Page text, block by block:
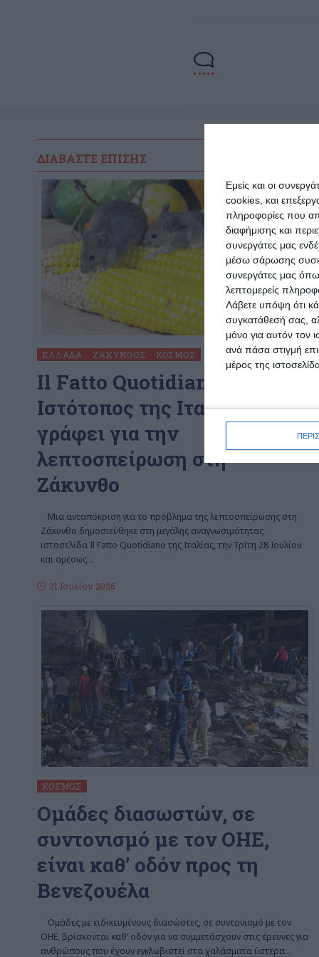
Εμείς και οι
cookies, και
πληροφορίες που
διαφήμισης και
συνεργάτες μας
μέσω σάρωσης
συνεργάτες μας
λεπτομερείς
Λάβετε υπόψη ότι
συγκατάθεσή σας,
μόνο για αυτόν τον
ανά πάσα στιγμή
μέρος της
ΔΙΑΒΆΣΤΕ ΕΠΊΣΗΣ
ΕΛΛΆΔΑ ΖΆΚΥΝΘΟΣ ΚΌΣΜΟΣ
Il Fatto Quotidiano:
Ιστότοπος της Ιταλίας
γράφει για την
λεπτοσπείρωση στη
Ζάκυνθο
Μια ανταπόκριση για το πρόβλημα της λεπτοσπείρωσης στη
Ζάκυνθο δημοσιεύθηκε στη μεγάλης αναγνωσιμότητας
ιστοσελίδα Il Fatto Quotidiano της Ιταλίας, την Τρίτη 28 Ιουλίου
και αμέσως…
31 Ιουλίου 2026
ΚΌΣΜΟΣ
Ομάδες διασωστών, σε
συντονισμό με τον ΟΗΕ,
είναι καθ’ οδόν προς τη
Βενεζουέλα
Ομάδες με ειδικευμένους διασώστες, σε συντονισμό με τον
ΟΗΕ, βρίσκονται καθ’ οδόν για να συμμετάσχουν στις έρευνες για
ανθρώπους που έχουν εγκλωβιστεί στα χαλάσματα ύστερα…